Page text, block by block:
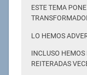
ESTE TEMA
LO HEMOS
INCLUSO HEMOS
REITERADAS